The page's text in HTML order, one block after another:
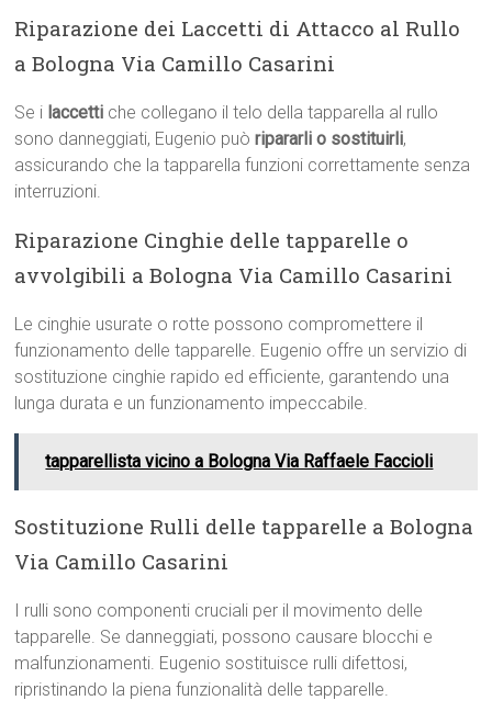
Riparazione dei Laccetti di Attacco al Rullo
a Bologna Via Camillo Casarini
Se i laccetti che collegano il telo della tapparella al rullo
sono danneggiati, Eugenio puòripararli o sostituirli,
assicurando che la tapparella funzioni correttamente senza
interruzioni.
Riparazione Cinghie delle tapparelle o
avvolgibili a Bologna Via Camillo Casarini
Le cinghie usurate o rotte possono compromettere il
funzionamento delle tapparelle. Eugenio offre un servizio di
sostituzione cinghie rapido ed efficiente, garantendo una
lunga durata e un funzionamento impeccabile.
tapparellista vicino a Bologna Via Raffaele Faccioli
Sostituzione Rulli delle tapparelle a Bologna
Via Camillo Casarini
I rulli sono componenti cruciali per il movimento delle
tapparelle. Se danneggiati, possono causare blocchi e
malfunzionamenti. Eugenio sostituisce rulli difettosi,
ripristinando la piena funzionalità delle tapparelle.